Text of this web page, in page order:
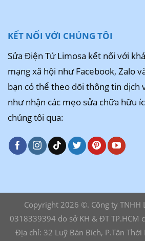
KẾT NỐI VỚI CHÚNG TÔI
Sửa Điện Tử Limosa kết nối với
mạng xã hội như Facebook, Zalo
bạn có thể theo dõi thông tin dịch
như nhận các mẹo sửa chữa hữu
chúng tôi qua:
Copyright 2026 ©. Công ty TNHH
0318339394 do sở KH & ĐT TP.HCM
Địa chỉ: 32 Luỹ Bán Bích, P.Tân Thới